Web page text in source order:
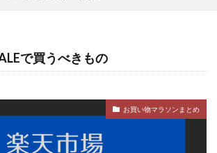
で買うべきもの
お買い物マラソンまとめ